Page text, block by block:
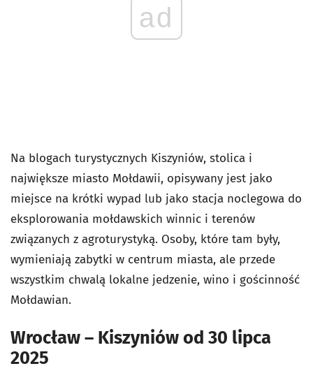
ad
Na blogach turystycznych Kiszyniów, stolica i
największe miasto Mołdawii, opisywany jest jako
miejsce na krótki wypad lub jako stacja noclegowa do
eksplorowania mołdawskich winnic i terenów
związanych z agroturystyką. Osoby, które tam były,
wymieniają zabytki w centrum miasta, ale przede
wszystkim chwalą lokalne jedzenie, wino i gościnność
Mołdawian.
Wrocław – Kiszyniów od 30 lipca
2025